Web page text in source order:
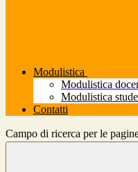
Modulistica
Modulistica
Modulistica
Contatti
Campo di ricerca per le